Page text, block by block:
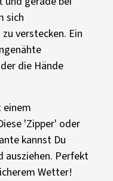
sich
verstecken. Ein
die Hände
einem
'Zipper' oder
kannst Du
ausziehen. Perfekt
Wetter!